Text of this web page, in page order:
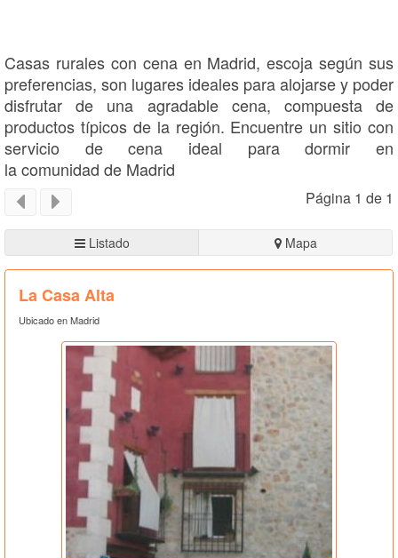
Casas rurales con cena en Madrid, escoja según sus
preferencias, son lugares ideales para alojarse y poder
disfrutar de una agradable cena, compuesta de
productos típicos de la región. Encuentre un sitio con
servicio de cena ideal para dormir en
la comunidad de Madrid
Página 1 de 1
Listado Mapa
La Casa Alta
Ubicado en Madrid